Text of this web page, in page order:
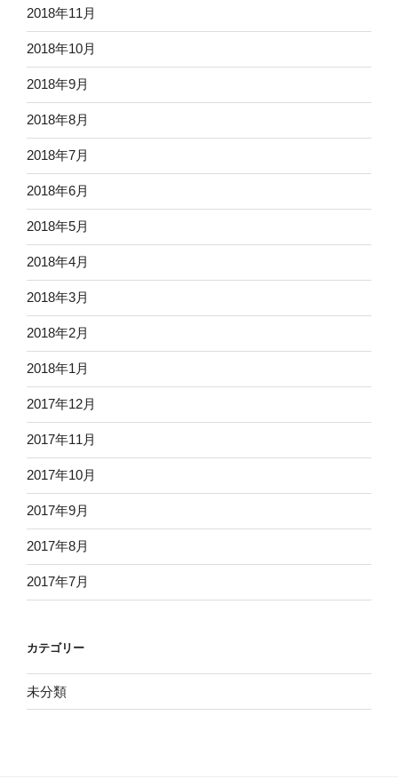
2018年11月
2018年10月
2018年9月
2018年8月
2018年7月
2018年6月
2018年5月
2018年4月
2018年3月
2018年2月
2018年1月
2017年12月
2017年11月
2017年10月
2017年9月
2017年8月
2017年7月
カテゴリー
未分類